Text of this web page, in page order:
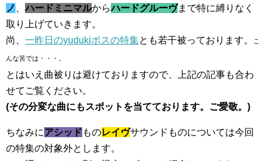
ノ
、ハードミニマルからハードグルーヴまで特に縛りなく
取り上げていきます。
尚、 一昨日のyudukiボスの特集とも若干被っております。 こ
んな筈では・・・。
とはいえ曲被りは避けておりますので、上記の記事も合わ
せてご覧ください。
(その分変な曲にもスポットを当てております。ご愛敬。)
ちなみにアシッド ものレイヴサウンドものについては今回
の特集の対象外とします。